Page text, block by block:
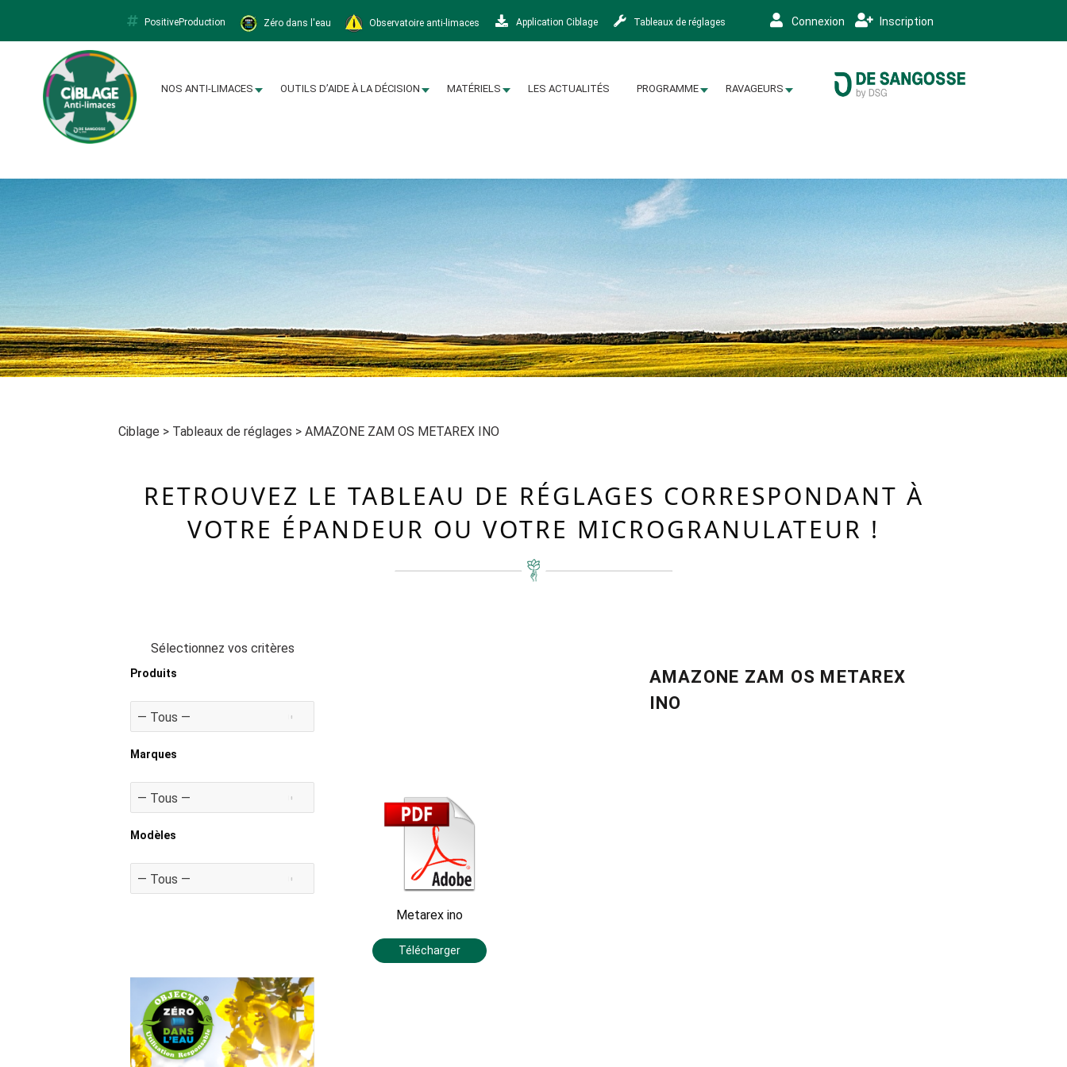
PositiveProduction Zéro dans l'eau Observatoire anti-limaces Application Ciblage Tableaux de réglages Connexion Inscription
NOS ANTI-LIMACES OUTILS D’AIDE À LA DÉCISION MATÉRIELS LES ACTUALITÉS PROGRAMME RAVAGEURS
Ciblage > Tableaux de réglages >AMAZONE ZAM OS METAREX INO
RETROUVEZ LE TABLEAU DE RÉGLAGES CORRESPONDANT À
VOTRE ÉPANDEUR OU VOTRE MICROGRANULATEUR !
Sélectionnez vos critères
Produits
Marques
Modèles
AMAZONE ZAM OS METAREX
INO
Metarex ino
Télécharger